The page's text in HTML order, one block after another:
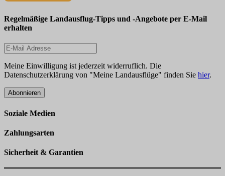
Regelmäßige Landausflug-Tipps und -Angebote per E-Mail
erhalten
Meine Einwilligung ist jederzeit widerruflich. Die
Datenschutzerklärung von "Meine Landausflüge" finden Sie hier.
Abonnieren
Soziale Medien
Zahlungsarten
Sicherheit & Garantien